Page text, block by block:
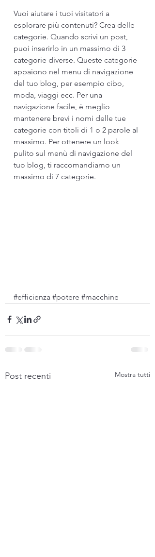
Vuoi aiutare i tuoi visitatori a
esplorare più contenuti? Crea delle
categorie. Quando scrivi un post,
puoi inserirlo in un massimo di 3
categorie diverse. Queste categorie
appaiono nel menu di navigazione
del tuo blog, per esempio cibo,
moda, viaggi ecc. Per una
navigazione facile, è meglio
mantenere brevi i nomi delle tue
categorie con titoli di 1 o 2 parole al
massimo. Per ottenere un look
pulito sul menù di navigazione del
tuo blog, ti raccomandiamo un
massimo di 7 categorie.
#efficienza #potere #macchine
Post recenti Mostra tutti